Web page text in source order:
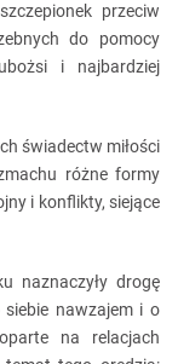
przeciw
do pomocy
i najbardziej
świadectw miłości
różne formy
i konflikty, siejące
naznaczyły drogę
nawzajem i o
na relacjach